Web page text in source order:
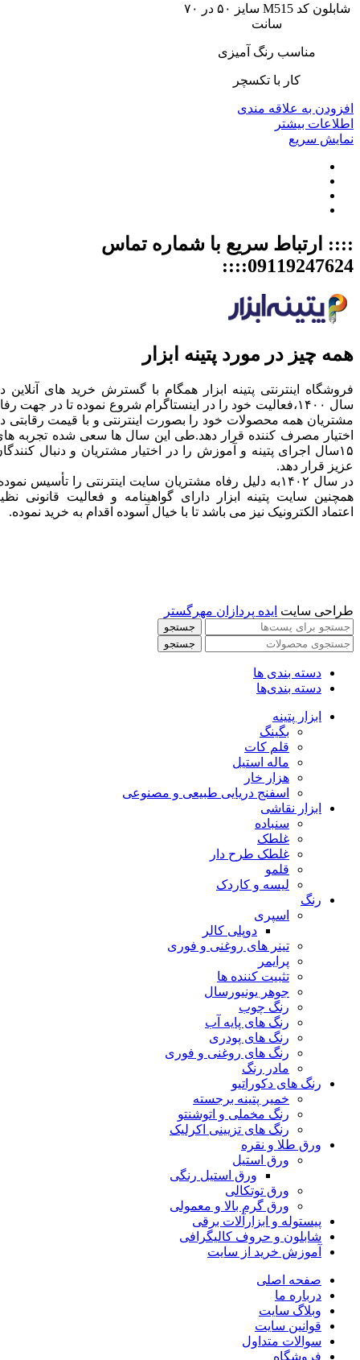
شابلون کد M515 سایز ۵۰ در ۷۰
سانت
مناسب رنگ آمیزی
کار با تکسچر
افزودن به علاقه مندی
اطلاعات بیشتر
نمایش سریع
:::: ارتباط سریع با شماره تماس
09119247624::::
همه چیز در مورد پتینه ابزار
فروشگاه اینترنتی پتینه ابزار همگام با گسترش خرید های آنلاین
سال ۱۴۰۰،فعالیت خود را در اینستاگرام شروع نموده تا در جهت
مشتریان همه محصولات خود را بصورت اینترنتی و با قیمت رقابتی
اختیار مصرف کننده قرار دهد.طی این سال ها سعی شده تجربه
۱۵سال اجرای پتینه و آموزش را در اختیار مشتریان و دنبال
عزیز قرار دهد.
در سال ۱۴۰۲به دلیل رفاه مشتریان سایت اینترنتی را تأسیس
همچنین سایت پتینه ابزار دارای گواهینامه و فعالیت قانونی
اعتماد الکترونیک نیز می باشد تا با خیال آسوده اقدام به خرید نموده.
طراحی سایت ایده پردازان مهرگستر
جستجو
جستجو
دسته بندی ها
دسته بندی‌ها
ابزار پتینه
بگینگ
قلم کات
ماله استیل
هزار خار
اسفنج دریایی طبیعی و مصنوعی
ابزار نقاشی
سنباده
غلطک
غلطک طرح دار
قلمو
لیسه و کاردک
رنگ
اسپری
دوپلی کالر
تینر های روغنی و فوری
پرایمر
تثبیت کننده ها
جوهر یونیورسال
رنگ چوب
رنگ‌ های پایه آب
رنگ های پودری
رنگ‌ های روغنی و فوری
مادر رنگ
رنگ های دکوراتیو
خمیر پتینه برجسته
رنگ مخملی و اتوشنتو
رنگ های تزیینی اکرلیک
ورق طلا و نقره
ورق استیل
ورق استیل رنگی
ورق توتکالی
ورق گرم بالا و معمولی
پیستوله و ابزارآلات برقی
شابلون و حروف کالیگرافی
آموزش خرید از سایت
صفحه اصلی
درباره ما
وبلاگ سایت
قوانین سایت
سوالات متداول
فروشگاه